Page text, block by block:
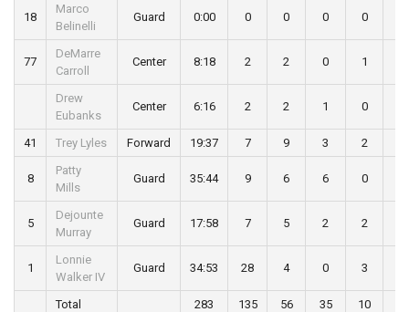
18
Marco
Belinelli
Guard 0:00 0 0 0 0
77
DeMarre
Carroll
Center 8:18 2 2 0 1
Drew
Eubanks
Center 6:16 2 2 1 0
41 Trey Lyles Forward 19:37 7 9 3 2
8
Patty
Mills
Guard 35:44 9 6 6 0
5
Dejounte
Murray
Guard 17:58 7 5 2 2
1
Lonnie
Walker IV
Guard 34:53 28 4 0 3
Total 283 135 56 35 10